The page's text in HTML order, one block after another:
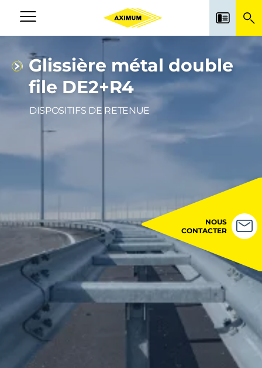
principal
Navigation
principale
Glissière métal double
file DE2+R4
DISPOSITIFS DE RETENUE
NOUS
CONTACTER